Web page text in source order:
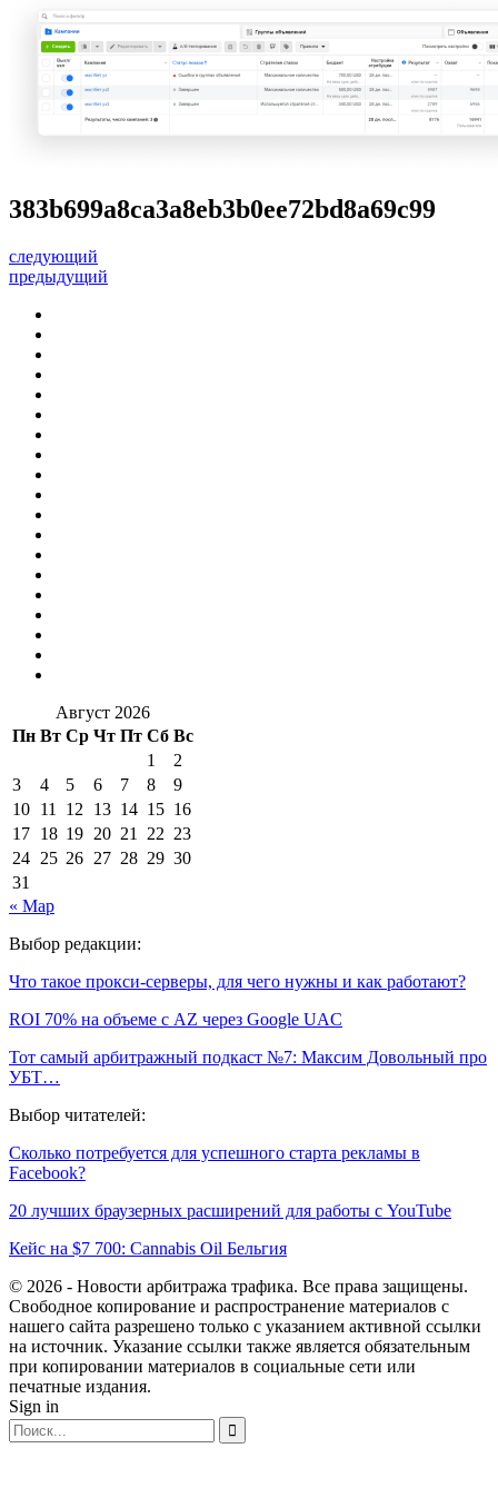
383b699a8ca3a8eb3b0ee72bd8a69c99
следующий
предыдущий
Август 2026
Пн Вт Ср Чт Пт Сб Вс
1
2
3
4 5 6 7 8
9
10 11 12 13 14 15 16
17 18 19 20 21 22 23
24 25 26 27 28 29 30
31
« Мар
Выбор редакции:
Что такое прокси-серверы, для чего нужны и как работают?
ROI 70% на объеме с AZ через Google UAC
Тот самый арбитражный подкаст №7: Максим Довольный про
УБТ…
Выбор читателей:
Сколько потребуется для успешного старта рекламы в
Facebook?
20 лучших браузерных расширений для работы с YouTube
Кейс на $7 700: Cannabis Oil Бельгия
© 2026 - Новости арбитража трафика. Все права защищены.
Свободное копирование и распространение материалов с
нашего сайта разрешено только с указанием активной ссылки
на источник. Указание ссылки также является обязательным
при копировании материалов в социальные сети или
печатные издания.
Sign in